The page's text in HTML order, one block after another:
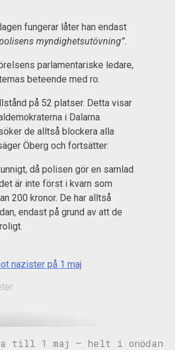
fungerar låter han endast
myndighetsutövning”.
parlamentariske ledare,
beteende med ro.
på 52 platser. Detta visar
i Dalarna
de alltså blockera alla
Öberg och fortsätter:
då polisen gör en samlad
är inte först i kvarn som
200 kronor. De har alltså
endast på grund av att de
nazister på 1 maj
till 1 maj – helt i onödan